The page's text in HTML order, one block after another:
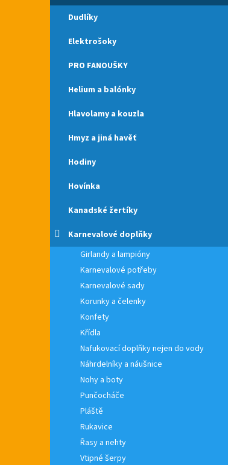
Dudlíky
Elektrošoky
PRO FANOUŠKY
Helium a balónky
Hlavolamy a kouzla
Hmyz a jiná havěť
Hodiny
Hovínka
Kanadské žertíky
Karnevalové doplňky
Girlandy a lampióny
Karnevalové potřeby
Karnevalové sady
Korunky a čelenky
Konfety
Křídla
Nafukovací doplňky nejen do vody
Náhrdelníky a náušnice
Nohy a boty
Punčocháče
Pláště
Rukavice
Řasy a nehty
Vtipné šerpy